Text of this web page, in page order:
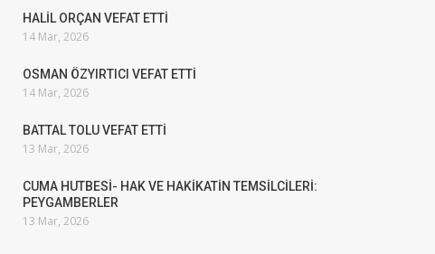
HALİL ORÇAN VEFAT ETTİ
14 Mar, 2026
OSMAN ÖZYIRTICI VEFAT ETTİ
14 Mar, 2026
BATTAL TOLU VEFAT ETTİ
13 Mar, 2026
CUMA HUTBESİ- HAK VE HAKİKATİN TEMSİLCİLERİ:
PEYGAMBERLER
13 Mar, 2026